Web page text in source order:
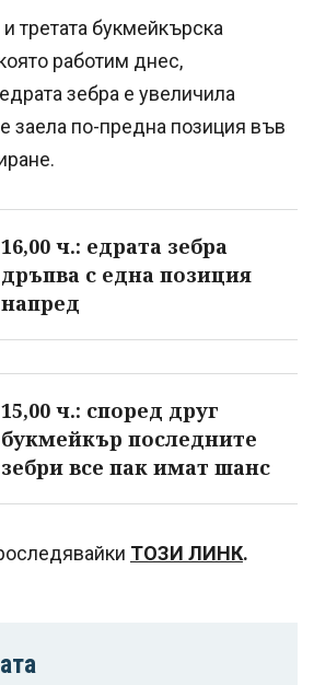
третата букмейкърска
работим днес,
зебра е увеличила
заела по-предна позиция във
16,00 ч.: едрата зебра
дръпва с една позиция
напред
15,00 ч.: според друг
букмейкър последните
зебри все пак имат шанс
ТОЗИ ЛИНК.